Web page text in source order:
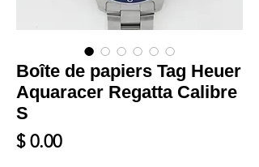
Boîte de papiers Tag Heuer
Aquaracer Regatta Calibre
S
$ 0.00Prix